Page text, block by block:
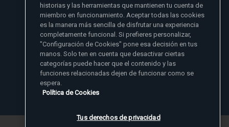
Sitios de noticias EWTN
Aci Prensa
ChurchPOP
Afiliados
English
España
Polska
Magyar
Más información
Madre Angelica
Sala de Prensa
Contacto
1-800-447-3986
EIN: 63-0801391
historias y las herramientas que mantienen tu cuenta de
miembro en funcionamiento. Aceptar todas las cookies
es la manera más sencilla de disfrutar una experiencia
completamente funcional. Si prefieres personalizar,
"Configuración de Cookies" pone esa decisión en tus
manos. Solo ten en cuenta que desactivar ciertas
categorías puede hacer que el contenido y las
funciones relacionadas dejen de funcionar como se
espera.
Política de Cookies
Tus derechos de privacidad